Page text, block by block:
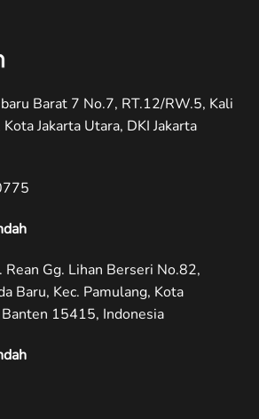
Barat 7 No.7, RT.12/RW.5, Kali
Jakarta Utara, DKI Jakarta
Rean Gg. Lihan Berseri No.82,
Baru, Kec. Pamulang, Kota
15415, Indonesia